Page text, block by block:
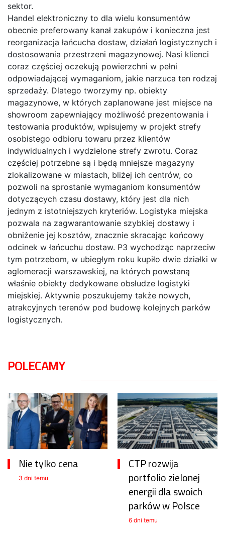
sektor.
Handel elektroniczny to dla wielu konsumentów
obecnie preferowany kanał zakupów i konieczna jest
reorganizacja łańcucha dostaw, działań logistycznych i
dostosowania przestrzeni magazynowej. Nasi klienci
coraz częściej oczekują powierzchni w pełni
odpowiadającej wymaganiom, jakie narzuca ten rodzaj
sprzedaży. Dlatego tworzymy np. obiekty
magazynowe, w których zaplanowane jest miejsce na
showroom zapewniający możliwość prezentowania i
testowania produktów, wpisujemy w projekt strefy
osobistego odbioru towaru przez klientów
indywidualnych i wydzielone strefy zwrotu. Coraz
częściej potrzebne są i będą mniejsze magazyny
zlokalizowane w miastach, bliżej ich centrów, co
pozwoli na sprostanie wymaganiom konsumentów
dotyczących czasu dostawy, który jest dla nich
jednym z istotniejszych kryteriów. Logistyka miejska
pozwala na zagwarantowanie szybkiej dostawy i
obniżenie jej kosztów, znacznie skracając końcowy
odcinek w łańcuchu dostaw. P3 wychodząc naprzeciw
tym potrzebom, w ubiegłym roku kupiło dwie działki w
aglomeracji warszawskiej, na których powstaną
właśnie obiekty dedykowane obsłudze logistyki
miejskiej. Aktywnie poszukujemy także nowych,
atrakcyjnych terenów pod budowę kolejnych parków
logistycznych.
POLECAMY
Nie tylko cena
3 dni temu
CTP rozwija
portfolio zielonej
energii dla swoich
parków w Polsce
6 dni temu